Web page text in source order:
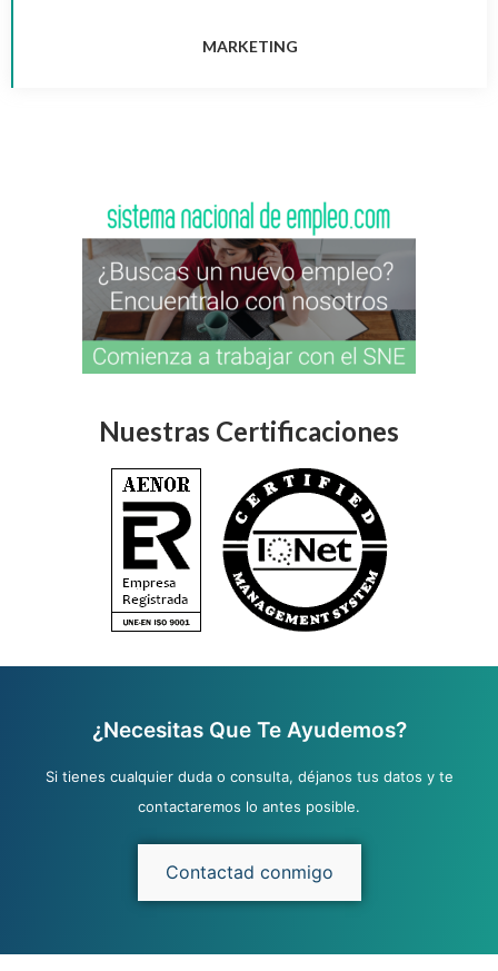
MARKETING
Nuestras Certificaciones
¿Necesitas Que Te Ayudemos?
Si tienes cualquier duda o consulta, déjanos tus datos y te
contactaremos lo antes posible.
Contactad conmigo